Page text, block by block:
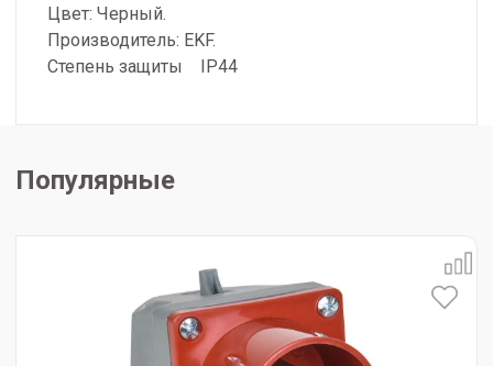
Цвет: Черный.
Производитель: EKF.
Степень защиты IP44
Популярные